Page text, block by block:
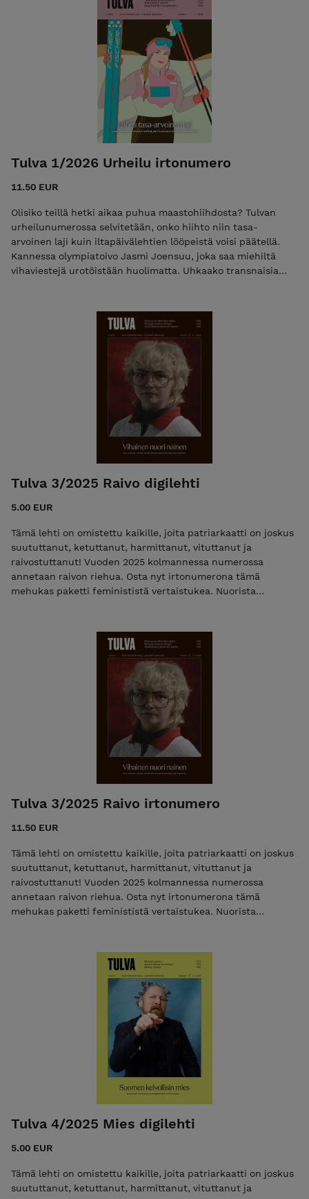
esseitä, arvioita ja viihdettä. Lehti lähetetään irtonumeron
tilanneille viikosta 7 alkaen.
Tulva 1/2026 Urheilu irtonumero
11.50 EUR
Olisiko teillä hetki aikaa puhua maastohiihdosta? Tulvan
urheilunumerossa selvitetään, onko hiihto niin tasa-
arvoinen laji kuin iltapäivälehtien lööpeistä voisi päätellä.
Kannessa olympiatoivo Jasmi Joensuu, joka saa miehiltä
vihaviestejä urotöistään huolimatta. Uhkaako transnaisia
Jumppatytöt-esitys satuttaa ja parantaa Uusi kolumnisti
esseitä, arvioita ja viihdettä. Lehti lähetetään irtonumeron
tilanneille viikosta 7 alkaen.
Tulva 3/2025 Raivo digilehti
5.00 EUR
Tämä lehti on omistettu kaikille, joita patriarkaatti on joskus
suututtanut, ketuttanut, harmittanut, vituttanut ja
raivostuttanut! Vuoden 2025 kolmannessa numerossa
annetaan raivon riehua. Osta nyt irtonumerona tämä
mehukas paketti feminististä vertaistukea. Nuorista
lasten julmassa maailmassa armoa ei tunneta tai anneta.
Moni saa autismi- tai ADHD-diagnoosin vasta aikuisena. Sitä
ennen on opittava peittämän osa itsestään. Kun kaikki
suututtaa eikä raivolla ole rajoja, on ratkaisuja etsittävä
laatikon ulkopuolelta. Miten olisi humoraalioppi? +50 sivun
edestä feminististä journalismia, esseitä, arvioita ja
viihdettä. Ennakkotilaa nyt, niin lähetämme lehden viikolla
Tulva 3/2025 Raivo irtonumero
11.50 EUR
Tämä lehti on omistettu kaikille, joita patriarkaatti on joskus
suututtanut, ketuttanut, harmittanut, vituttanut ja
raivostuttanut! Vuoden 2025 kolmannessa numerossa
annetaan raivon riehua. Osta nyt irtonumerona tämä
mehukas paketti feminististä vertaistukea. Nuorista
lasten julmassa maailmassa armoa ei tunneta tai anneta.
Moni saa autismi- tai ADHD-diagnoosin vasta aikuisena. Sitä
ennen on opittava peittämän osa itsestään. Kun kaikki
suututtaa eikä raivolla ole rajoja, on ratkaisuja etsittävä
laatikon ulkopuolelta. Miten olisi humoraalioppi? +50 sivun
edestä feminististä journalismia, esseitä, arvioita ja
viihdettä. Ennakkotilaa nyt, niin lähetämme lehden heti kun
se tulee painosta! Ilmestyy viikolla 40.
Tulva 4/2025 Mies digilehti
5.00 EUR
Tämä lehti on omistettu kaikille, joita patriarkaatti on joskus
suututtanut, ketuttanut, harmittanut, vituttanut ja